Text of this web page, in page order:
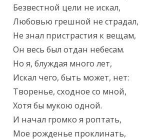
Безвестной цели не искал,
Любовью грешной не страдал,
Не знал пристрастия к вещам,
Он весь был отдан небесам.
Но я, блуждая много лет,
Искал чего, быть может, нет:
Творенье, сходное со мной,
Хотя бы мукою одной.
И начал громко я роптать,
Мое рожденье проклинать,